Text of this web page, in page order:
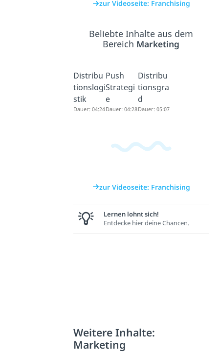
zur Videoseite: Franchising
Beliebte Inhalte aus dem
Bereich Marketing
Distribu
tionslogi
stik
Dauer: 04:24
Push
Strategi
e
Dauer: 04:28
Distribu
tionsgra
d
Dauer: 05:07
zur Videoseite: Franchising
Lernen lohnt sich!
Entdecke hier deine Chancen.
Weitere Inhalte:
Marketing